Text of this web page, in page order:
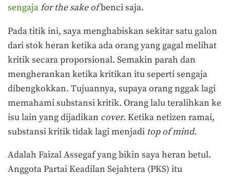
sengajafor the sake ofbenci saja.
Pada titik ini, saya menghabiskan sekitar satu galon
dari stok heran ketika ada orang yang gagal melihat
kritik secara proporsional. Semakin parah dan
mengherankan ketika kritikan itu seperti sengaja
dibengkokkan. Tujuannya, supaya orang nggak lagi
memahami substansi kritik. Orang lalu teralihkan ke
isu lain yang dijadikan cover. Ketika netizen ramai,
substansi kritik tidak lagi menjadi top of mind.
Adalah Faizal Assegaf yang bikin saya heran betul.
Anggota Partai Keadilan Sejahtera (PKS) itu